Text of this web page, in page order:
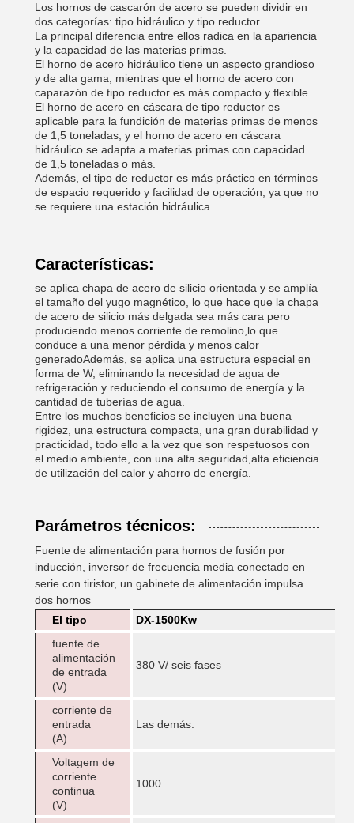
Los hornos de cascarón de acero se pueden dividir en
dos categorías: tipo hidráulico y tipo reductor.
La principal diferencia entre ellos radica en la apariencia
y la capacidad de las materias primas.
El horno de acero hidráulico tiene un aspecto grandioso
y de alta gama, mientras que el horno de acero con
caparazón de tipo reductor es más compacto y flexible.
El horno de acero en cáscara de tipo reductor es
aplicable para la fundición de materias primas de menos
de 1,5 toneladas, y el horno de acero en cáscara
hidráulico se adapta a materias primas con capacidad
de 1,5 toneladas o más.
Además, el tipo de reductor es más práctico en términos
de espacio requerido y facilidad de operación, ya que no
se requiere una estación hidráulica.
Características:
se aplica chapa de acero de silicio orientada y se amplía
el tamaño del yugo magnético, lo que hace que la chapa
de acero de silicio más delgada sea más cara pero
produciendo menos corriente de remolino,lo que
conduce a una menor pérdida y menos calor
generadoAdemás, se aplica una estructura especial en
forma de W, eliminando la necesidad de agua de
refrigeración y reduciendo el consumo de energía y la
cantidad de tuberías de agua.
Entre los muchos beneficios se incluyen una buena
rigidez, una estructura compacta, una gran durabilidad y
practicidad, todo ello a la vez que son respetuosos con
el medio ambiente, con una alta seguridad,alta eficiencia
de utilización del calor y ahorro de energía.
Parámetros técnicos:
Fuente de alimentación para hornos de fusión por
inducción, inversor de frecuencia media conectado en
serie con tiristor, un gabinete de alimentación impulsa
dos hornos
El tipo
DX-1500Kw
fuente de
alimentación
de entrada
(V)
380 V/ seis fases
corriente de
entrada
(A)
Las demás:
Voltagem de
corriente
continua
(V)
1000